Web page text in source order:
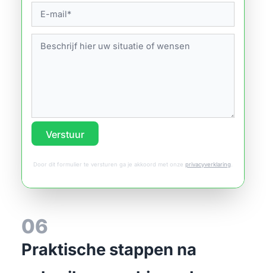
Verstuur
Door dit formulier te versturen ga je akkoord met onze privacyverklaring
06
Praktische stappen na